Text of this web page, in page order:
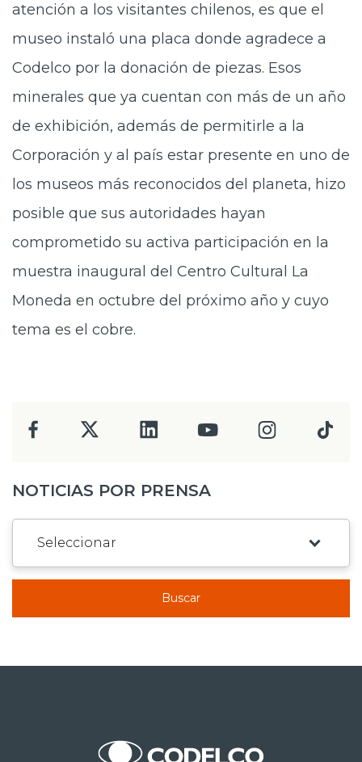
atención a los visitantes chilenos, es que el
museo instaló una placa donde agradece a
Codelco por la donación de piezas. Esos
minerales que ya cuentan con más de un año
de exhibición, además de permitirle a la
Corporación y al país estar presente en uno de
los museos más reconocidos del planeta, hizo
posible que sus autoridades hayan
comprometido su activa participación en la
muestra inaugural del Centro Cultural La
Moneda en octubre del próximo año y cuyo
tema es el cobre.
NOTICIAS POR PRENSA
Buscar